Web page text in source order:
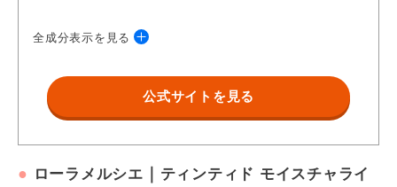
全成分表示を見る
酸化亜鉛、カオリン 、（＋／－）マイカ、酸化チタン、酸化鉄、
グンジョウ
公式サイトを見る
● ローラメルシエ
ティンティド モイスチャライ